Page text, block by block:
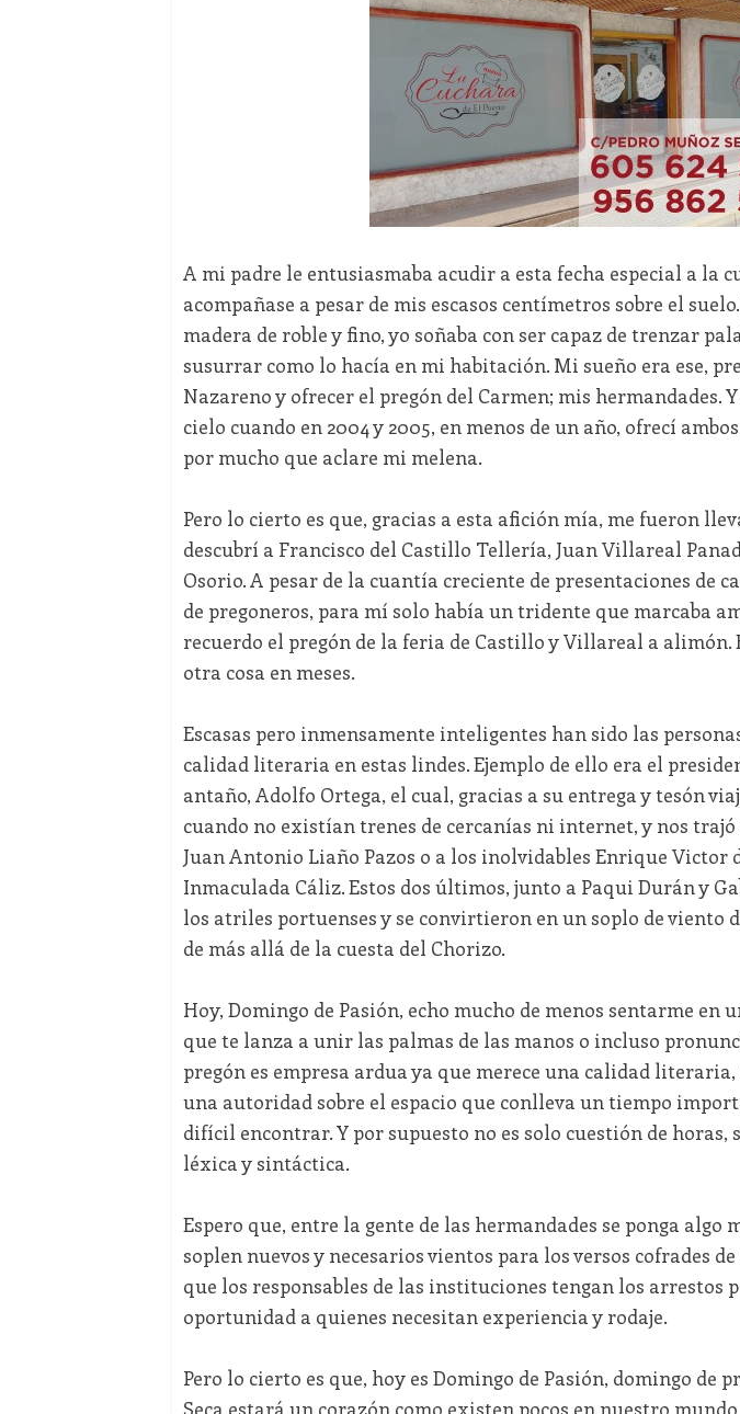
A mi padre le entusiasmaba acudir a esta fecha especial a la
acompañase a pesar de mis escasos centímetros sobre el
madera de roble y fino, yo soñaba con ser capaz de trenzar
susurrar como lo hacía en mi habitación. Mi sueño era ese,
Nazareno y ofrecer el pregón del Carmen; mis hermandades.
cielo cuando en 2004 y 2005, en menos de un año, ofrecí
por mucho que aclare mi melena.
Pero lo cierto es que, gracias a esta afición mía, me fueron
descubrí a Francisco del Castillo Tellería, Juan Villareal
Osorio. A pesar de la cuantía creciente de presentaciones de
de pregoneros, para mí solo había un tridente que marcaba
recuerdo el pregón de la feria de Castillo y Villareal a alimón.
otra cosa en meses.
Escasas pero inmensamente inteligentes han sido las
calidad literaria en estas lindes. Ejemplo de ello era el
antaño, Adolfo Ortega, el cual, gracias a su entrega y tesón
cuando no existían trenes de cercanías ni internet, y nos
Juan Antonio Liaño Pazos o a los inolvidables Enrique Victor
Inmaculada Cáliz. Estos dos últimos, junto a Paqui Durán y
los atriles portuenses y se convirtieron en un soplo de viento
de más allá de la cuesta del Chorizo.
Hoy, Domingo de Pasión, echo mucho de menos sentarme en
que te lanza a unir las palmas de las manos o incluso
pregón es empresa ardua ya que merece una calidad
una autoridad sobre el espacio que conlleva un tiempo
difícil encontrar. Y por supuesto no es solo cuestión de horas,
léxica y sintáctica.
Espero que, entre la gente de las hermandades se ponga
soplen nuevos y necesarios vientos para los versos cofrades
que los responsables de las instituciones tengan los arrestos
oportunidad a quienes necesitan experiencia y rodaje.
Pero lo cierto es que, hoy es Domingo de Pasión, domingo de